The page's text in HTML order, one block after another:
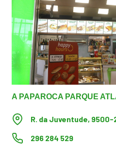
A PAPAROCA PARQUE
R. da Juventude, 9500-
296 284 529